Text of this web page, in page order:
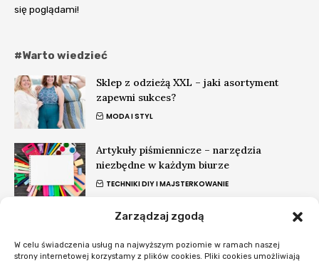
Zarządzaj zgodą
W celu świadczenia usług na najwyższym poziomie w ramach naszej
strony internetowej korzystamy z plików cookies. Pliki cookies umożliwiają
się poglądami!
#Warto wiedzieć
Sklep z odzieżą XXL – jaki asortyment
zapewni sukces?
MODA I STYL
Artykuły piśmiennicze – narzędzia
niezbędne w każdym biurze
TECHNIKI DIY I MAJSTERKOWANIE
Panele na wynajem: winylowe czy
REMONTY DOMOWE